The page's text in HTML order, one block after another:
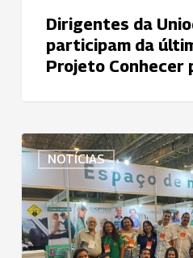
Dirigentes da
participam da
Projeto Conhecer
NOTÍCIAS
Uniodonto
Recife
leva
nova
marca
do